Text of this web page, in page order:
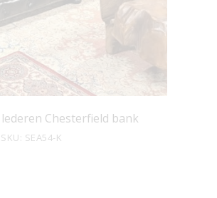
Chesterfield bank
SKU: SEA54-K